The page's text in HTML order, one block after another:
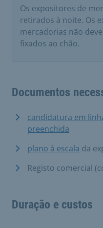
Os expositores de
retirados à noite. Os
mercadorias não
fixados ao chão.
Documentos
candidatura em
preenchida
plano à escala da
Registo comercial
Duração e custos